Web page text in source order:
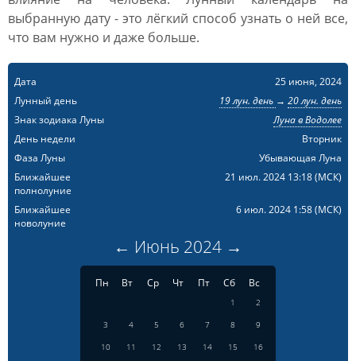
выбранную дату - это лёгкий способ узнать о ней все,
что вам нужно и даже больше.
Дата
25 июня, 2024
Лунный день
19 лун. день → 20 лун. день
Знак зодиака Луны
Луна в Водолее
День недели
Вторник
Фаза Луны
Убывающая Луна
Ближайшее
полнолуние
21 июл. 2024 13:18(МСК)
Ближайшее
новолуние
6 июл. 2024 1:58(МСК)
← Июнь 2024 →
Пн Вт Ср Чт Пт Сб Вс
1
2
3
4 5 6 7 8
9
10
11 12 13 14 15
16